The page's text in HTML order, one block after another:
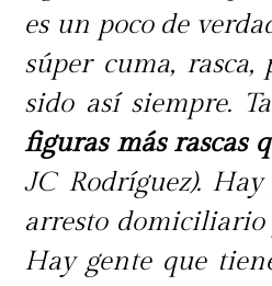
es un poco de
súper cuma, rasca,
sido así siempre.
figuras más rascas
JC Rodríguez).
arresto domiciliario
Hay gente que